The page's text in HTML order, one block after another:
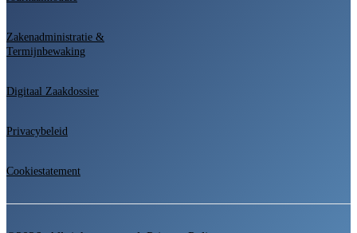
Zakenadministratie &
Termijnbewaking
Digitaal Zaakdossier
Privacybeleid
Cookiestatement